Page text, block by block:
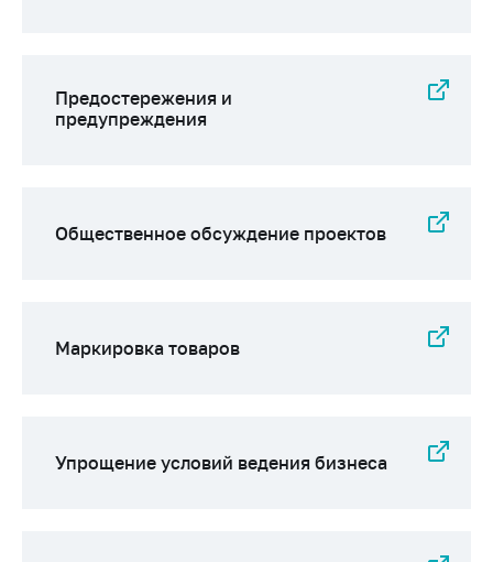
Предостережения и
предупреждения
Общественное обсуждение проектов
Маркировка товаров
Упрощение условий ведения бизнеса